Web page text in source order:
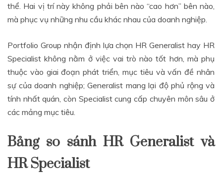
thể. Hai vị trí này không phải bên nào “cao hơn” bên nào,
mà phục vụ những nhu cầu khác nhau của doanh nghiệp.
Portfolio Group nhận định lựa chọn HR Generalist hay HR
Specialist không nằm ở việc vai trò nào tốt hơn, mà phụ
thuộc vào giai đoạn phát triển, mục tiêu và vấn đề nhân
sự của doanh nghiệp; Generalist mang lại độ phủ rộng và
tính nhất quán, còn Specialist cung cấp chuyên môn sâu ở
các mảng mục tiêu.
Bảng so sánh HR Generalist và
HR Specialist